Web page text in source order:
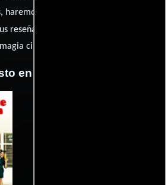
haremos de esta comunidad el epicentro
reseña en la
cinematográfica!
en Cineyseries.net